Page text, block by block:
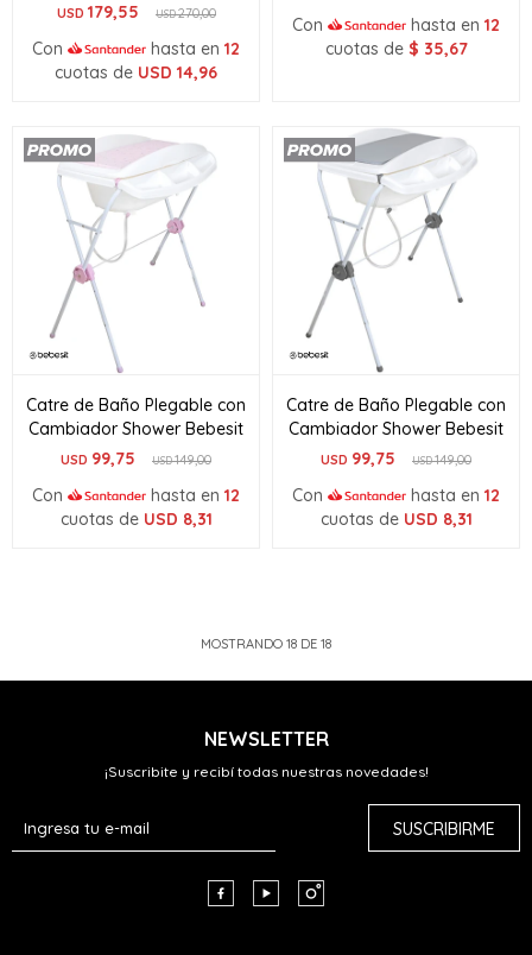
USD 179,55 USD270,00
Con hasta en 12
cuotas de USD 14,96
Con hasta en 12
cuotas de $ 35,67
Catre de Baño Plegable con
Cambiador Shower Bebesit
USD 99,75 USD149,00
Con hasta en 12
cuotas de USD 8,31
Catre de Baño Plegable con
Cambiador Shower Bebesit
USD 99,75 USD149,00
Con hasta en 12
cuotas de USD 8,31
MOSTRANDO 18 DE 18
NEWSLETTER
¡Suscribite y recibí todas nuestras novedades!
SUSCRIBIRME
  